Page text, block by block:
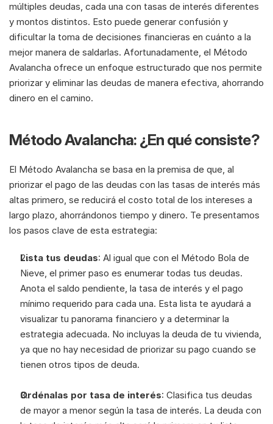
múltiples deudas, cada una con tasas de interés diferentes
y montos distintos. Esto puede generar confusión y
dificultar la toma de decisiones financieras en cuánto a la
mejor manera de saldarlas. Afortunadamente, el Método
Avalancha ofrece un enfoque estructurado que nos permite
priorizar y eliminar las deudas de manera efectiva, ahorrando
dinero en el camino.
Método Avalancha: ¿En qué consiste?
El Método Avalancha se basa en la premisa de que, al
priorizar el pago de las deudas con las tasas de interés más
altas primero, se reducirá el costo total de los intereses a
largo plazo, ahorrándonos tiempo y dinero. Te presentamos
los pasos clave de esta estrategia:
Lista tus deudas: Al igual que con el Método Bola de
Nieve, el primer paso es enumerar todas tus deudas.
Anota el saldo pendiente, la tasa de interés y el pago
mínimo requerido para cada una. Esta lista te ayudará a
visualizar tu panorama financiero y a determinar la
estrategia adecuada. No incluyas la deuda de tu vivienda,
ya que no hay necesidad de priorizar su pago cuando se
tienen otros tipos de deuda.
Ordénalas por tasa de interés: Clasifica tus deudas
de mayor a menor según la tasa de interés. La deuda con